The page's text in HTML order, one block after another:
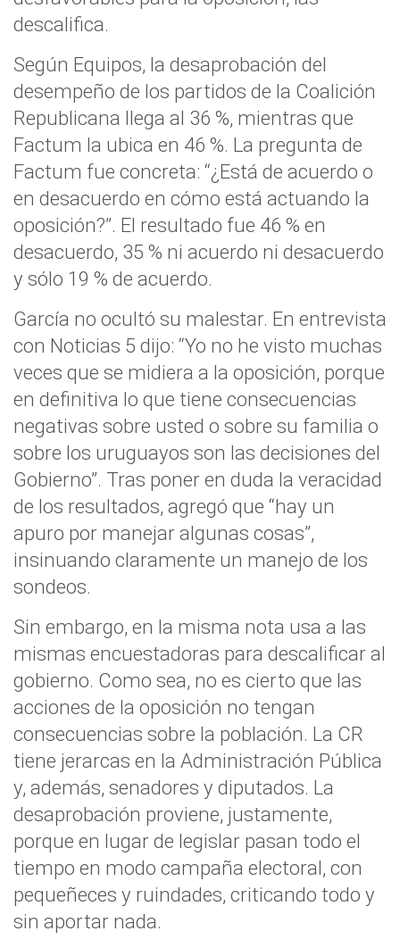
descalifica.
Según Equipos, la desaprobación del
desempeño de los partidos de la Coalición
Republicana llega al 36 %, mientras que
Factum la ubica en 46 %. La pregunta de
Factum fue concreta: “¿Está de acuerdo o
en desacuerdo en cómo está actuando la
oposición?”. El resultado fue 46 % en
desacuerdo, 35 % ni acuerdo ni desacuerdo
y sólo 19 % de acuerdo.
García no ocultó su malestar. En entrevista
con Noticias 5 dijo: “Yo no he visto muchas
veces que se midiera a la oposición, porque
en definitiva lo que tiene consecuencias
negativas sobre usted o sobre su familia o
sobre los uruguayos son las decisiones del
Gobierno”. Tras poner en duda la veracidad
de los resultados, agregó que “hay un
apuro por manejar algunas cosas”,
insinuando claramente un manejo de los
sondeos.
Sin embargo, en la misma nota usa a las
mismas encuestadoras para descalificar al
gobierno. Como sea, no es cierto que las
acciones de la oposición no tengan
consecuencias sobre la población. La CR
tiene jerarcas en la Administración Pública
y, además, senadores y diputados. La
desaprobación proviene, justamente,
porque en lugar de legislar pasan todo el
tiempo en modo campaña electoral, con
pequeñeces y ruindades, criticando todo y
sin aportar nada.